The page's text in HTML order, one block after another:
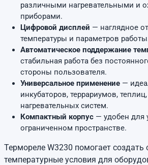
различными нагревательными и
приборами.
Цифровой дисплей — наглядное
температуры и параметров
Автоматическое поддержание
стабильная работа без
стороны пользователя.
Универсальное применение —
инкубаторов, террариумов,
нагревательных систем.
Компактный корпус — удобен для
ограниченном пространстве.
Термореле W3230 помогает
температурные условия для